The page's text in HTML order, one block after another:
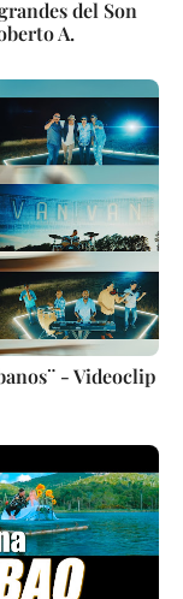
del Son
A.
- Videoclip